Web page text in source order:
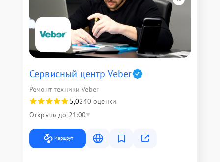
Сервисный центр Veber
Ремонт техники Veber
5,0240 оценки
Открыто до 21:00
Маршрут